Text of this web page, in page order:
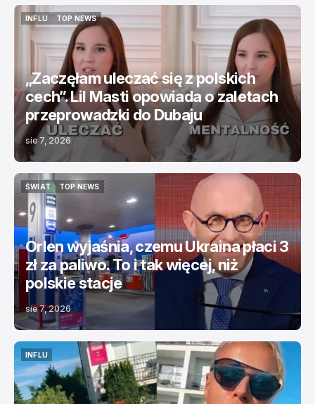
INFLU
INFLU
TOP NEWS
TOP NEWS
„Zaczęłam uleczać się z polskich
cech”. Lil Masti opowiada o zaletach
przeprowadzki do Dubaju
sie 7, 2026
ŚWIAT
ŚWIAT
TOP NEWS
Orlen wyjaśnia, czemu Ukraina płaci 3
zł za paliwo. To i tak więcej, niż
polskie stacje
sie 7, 2026
INFLU
INFLU